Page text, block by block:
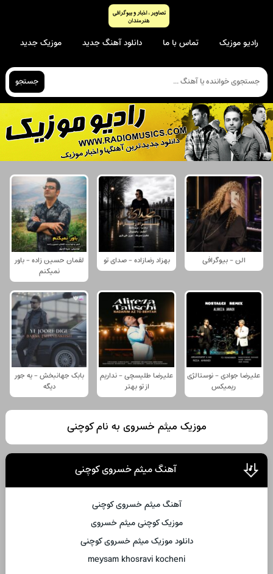
رادیو موزیک تماس با ما دانلود آهنگ جدید موزیک جدید
جستجو
الن - بیوگرافی بهزاد رضازاده - صدای تو
لقمان حسین زاده - باور
نمیکنم
علیرضا جوادی - نوستالژی
ریمیکس
علیرضا طلیسچی - نداریم
از تو بهتر
بابک جهانبخش - یه جور
دیگه
موزیک میثم خسروی به نام کوچنی
آهنگ میثم خسروی کوچنی
آهنگ میثم خسروی کوچنی
موزیک کوچنی میثم خسروی
دانلود موزیک میثم خسروی کوچنی
meysam khosravi kocheni